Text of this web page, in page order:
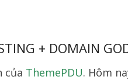
+ DOMAIN
của ThemePDU. Hôm